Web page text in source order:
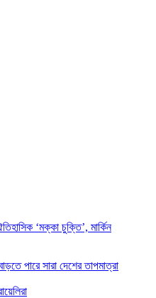
‘মক্কা চুক্তি’, মার্কিন
পারে সারা দেশের তাপমাত্রা